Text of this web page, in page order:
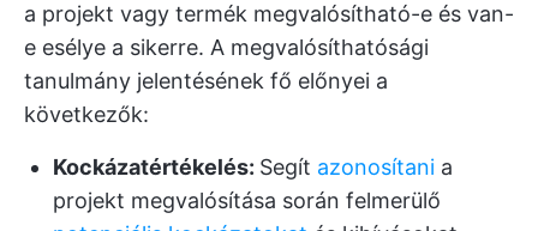
a projekt vagy termék megvalósítható-e és van-
e esélye a sikerre. A megvalósíthatósági
tanulmány jelentésének fő előnyei a
következők:
Kockázatértékelés: Segít azonosítani a
projekt megvalósítása során felmerülő